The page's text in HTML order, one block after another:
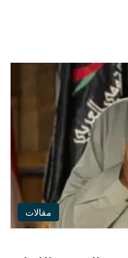
مقالات